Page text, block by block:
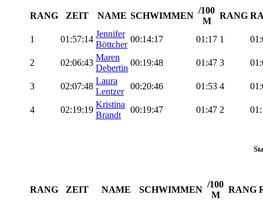
RANG ZEIT NAME SCHWIMMEN
/100
M
RANG
1 01:57:14
Jennifer
Böttcher
00:14:17 01:17 1
2 02:06:43
Maren
Debertin
00:19:48 01:47 3
3 02:07:48
Laura
Lentzer
00:20:46 01:53 4
4 02:19:19
Kristina
Brandt
00:19:47 01:47 2
RANG ZEIT NAME SCHWIMMEN
/100
M
RANG